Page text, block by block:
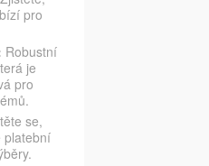
pro
Robustní
je
pro
se,
platební